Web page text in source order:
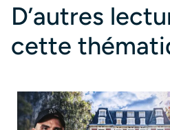
D’autres
cette